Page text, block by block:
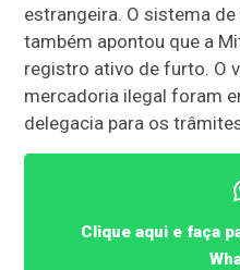
estrangeira. O sistema
também apontou que a
registro ativo de furto. O
mercadoria ilegal foram
delegacia para os
Clique aqui e faça